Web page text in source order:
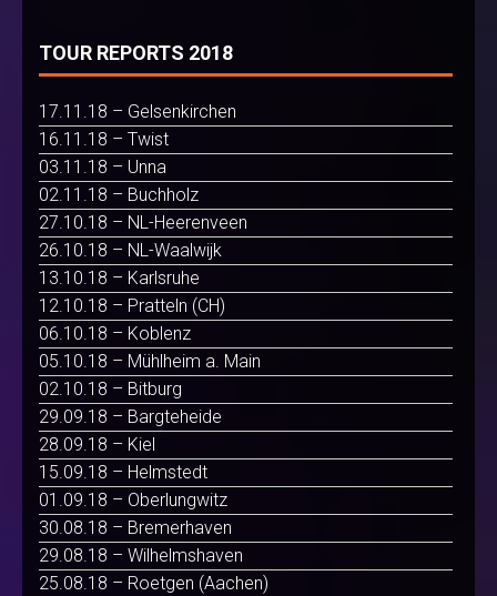
TOUR REPORTS 2018
17.11.18 – Gelsenkirchen
16.11.18 – Twist
03.11.18 – Unna
02.11.18 – Buchholz
27.10.18 – NL-Heerenveen
26.10.18 – NL-Waalwijk
13.10.18 – Karlsruhe
12.10.18 – Pratteln (CH)
06.10.18 – Koblenz
05.10.18 – Mühlheim a. Main
02.10.18 – Bitburg
29.09.18 – Bargteheide
28.09.18 – Kiel
15.09.18 – Helmstedt
01.09.18 – Oberlungwitz
30.08.18 – Bremerhaven
29.08.18 – Wilhelmshaven
25.08.18 – Roetgen (Aachen)